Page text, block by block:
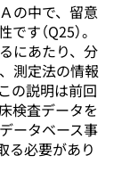
の中で、留意
す（Q25）。
にあたり、分
測定法の情報
の説明は前回
検査データを
ータベース事
る必要があり